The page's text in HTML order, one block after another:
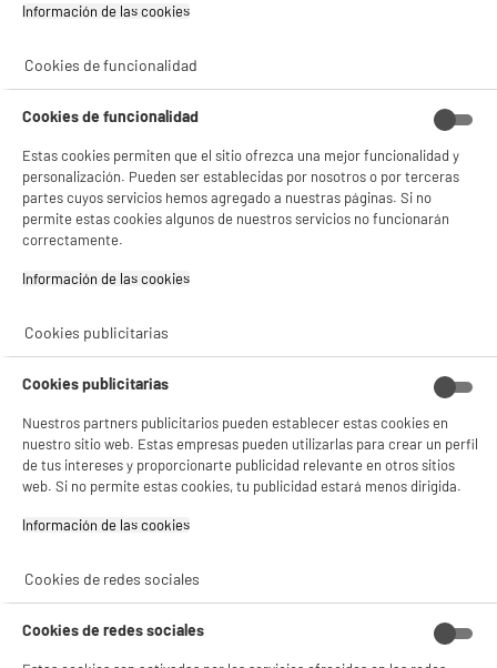
compare_product
Programador mecánico diario. (ciclo 24H)
compare_product
Adaptador EUROBRIC triple schuko blanco
blist.16a-250v
3€49
Alargador EUROBRIC PROLONGACIÓN 5M
Información de las cookies‎
Cookies de funcionalidad
Cookies de funcionalidad
Estas cookies permiten que el sitio ofrezca una mejor funcionalidad y
personalización. Pueden ser establecidas por nosotros o por terceras
partes cuyos servicios hemos agregado a nuestras páginas. Si no
permite estas cookies algunos de nuestros servicios no funcionarán
correctamente.
Información de las cookies‎
Cookies publicitarias
Cookies publicitarias
Nuestros partners publicitarios pueden establecer estas cookies en
nuestro sitio web. Estas empresas pueden utilizarlas para crear un perfil
de tus intereses y proporcionarte publicidad relevante en otros sitios
web. Si no permite estas cookies, tu publicidad estará menos dirigida.
Información de las cookies‎
Cookies de redes sociales
Cookies de redes sociales